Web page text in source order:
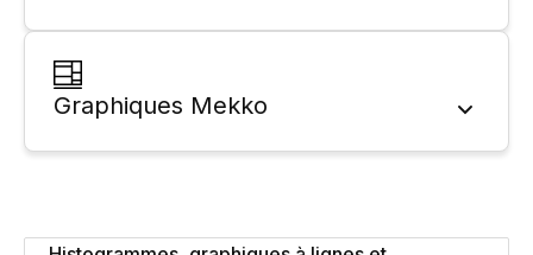
Graphiques Mekko